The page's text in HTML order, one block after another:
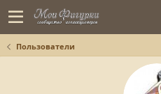
Пользователи